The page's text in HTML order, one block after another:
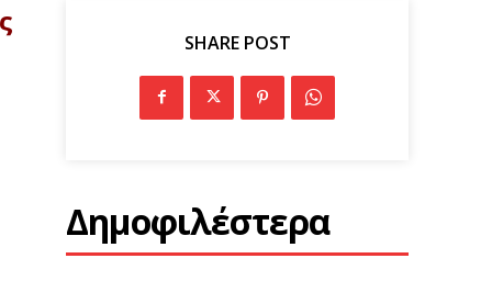
SHARE POST
Δημοφιλέστερα